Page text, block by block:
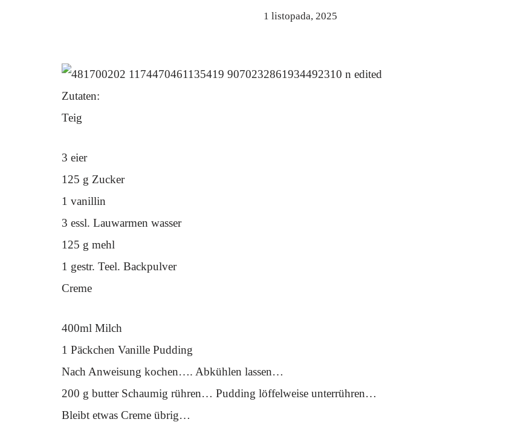
1 listopada, 2025
Zutaten:
Teig
3 eier
125 g Zucker
1 vanillin
3 essl. Lauwarmen wasser
125 g mehl
1 gestr. Teel. Backpulver
Creme
400ml Milch
1 Päckchen Vanille Pudding
Nach Anweisung kochen…. Abkühlen lassen…
200 g butter Schaumig rühren… Pudding löffelweise unterrühren…
Bleibt etwas Creme übrig…